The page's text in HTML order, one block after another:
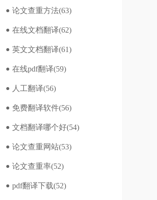
论文查重方法(63)
在线文档翻译(62)
英文文档翻译(61)
在线pdf翻译(59)
人工翻译(56)
免费翻译软件(56)
文档翻译哪个好(54)
论文查重网站(53)
论文查重率(52)
pdf翻译下载(52)